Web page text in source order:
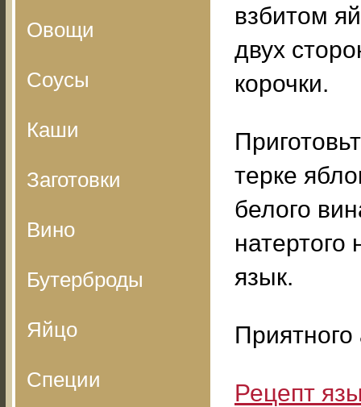
Овощи
Соусы
Каши
Заготовки
Вино
Бутерброды
Яйцо
Специи
взбитом
двух
корочки.
терке
белого
язык.
Приятного
Рецепт